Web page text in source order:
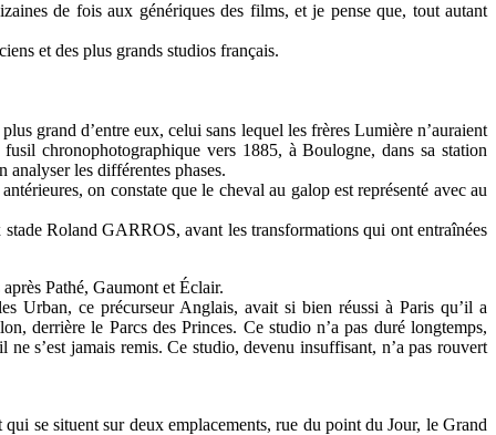
de fois aux génériques des films, et je pense que, tout autant
et des plus grands studios français.
grand d’entre eux, celui sans lequel les frères Lumière n’auraient
chronophotographique vers 1885, à Boulogne, dans sa station
les différentes phases.
on constate que le cheval au galop est représenté avec au
Roland GARROS, avant les transformations qui ont entraînées
Pathé, Gaumont et Éclair.
Urban, ce précurseur Anglais, avait si bien réussi à Paris qu’il a
derrière le Parcs des Princes. Ce studio n’a pas duré longtemps,
s’est jamais remis. Ce studio, devenu insuffisant, n’a pas rouvert
se situent sur deux emplacements, rue du point du Jour, le Grand